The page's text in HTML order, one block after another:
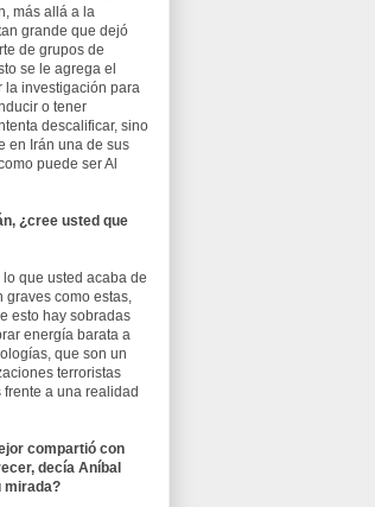
más allá a la
grande que dejó
de grupos de
se le agrega el
la investigación para
o tener
descalificar, sino
en Irán una de sus
puede ser Al
¿cree usted que
que usted acaba de
graves como estas,
esto hay sobradas
energía barata a
que son un
terroristas
a una realidad
compartió con
decía Aníbal
mirada?